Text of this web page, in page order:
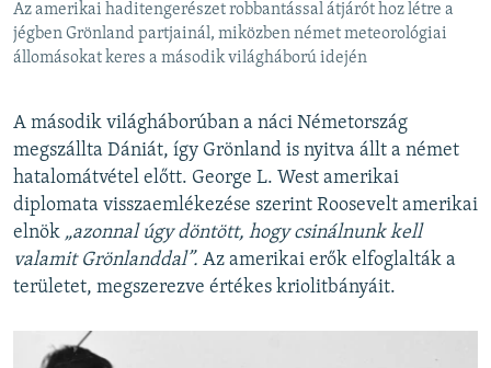
Az amerikai haditengerészet robbantással átjárót hoz létre a
jégben Grönland partjainál, miközben német meteorológiai
állomásokat keres a második világháború idején
A második világháborúban a náci Németország
megszállta Dániát, így Grönland is nyitva állt a német
hatalomátvétel előtt. George L. West amerikai
diplomata visszaemlékezése szerint Roosevelt amerikai
elnök „azonnal úgy döntött, hogy csinálnunk kell
valamit Grönlanddal”. Az amerikai erők elfoglalták a
területet, megszerezve értékes kriolitbányáit.